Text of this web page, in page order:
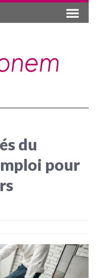
du
pour